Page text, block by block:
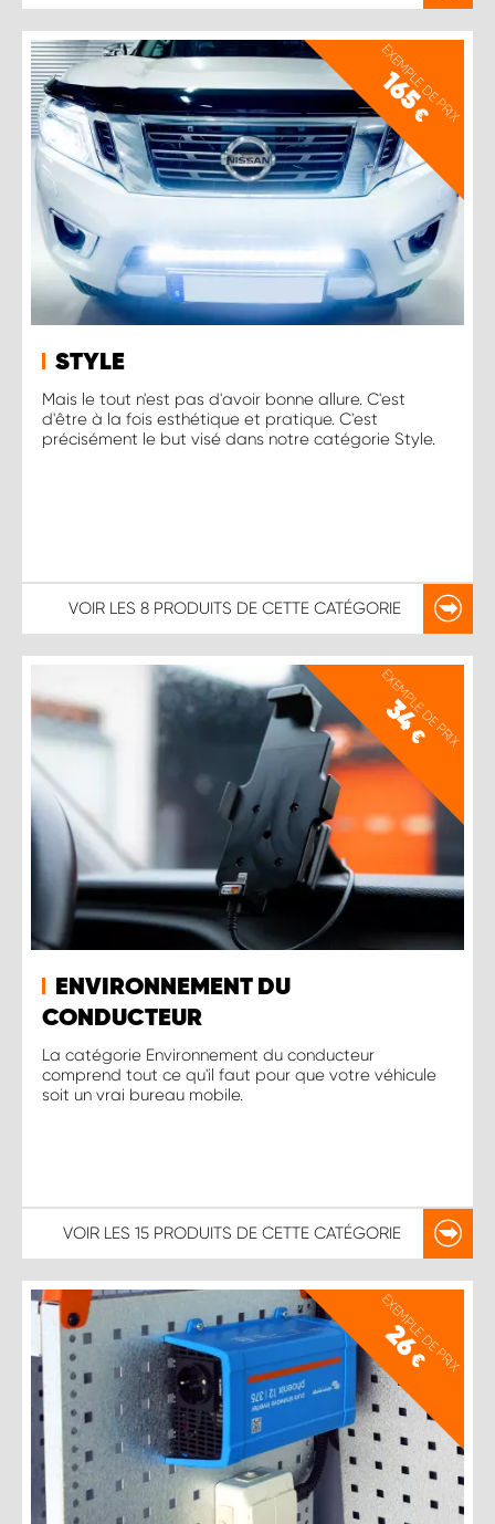
EXEMPLE DE PRIX
165
€
STYLE
Mais le tout n'est pas d'avoir bonne allure. C'est
d'être à la fois esthétique et pratique. C'est
précisément le but visé dans notre catégorie Style.
VOIR LES 8 PRODUITS DE CETTE CATÉGORIE
EXEMPLE DE PRIX
34
€
ENVIRONNEMENT DU
CONDUCTEUR
La catégorie Environnement du conducteur
comprend tout ce qu'il faut pour que votre véhicule
soit un vrai bureau mobile.
VOIR LES 15 PRODUITS DE CETTE CATÉGORIE
EXEMPLE DE PRIX
26
€